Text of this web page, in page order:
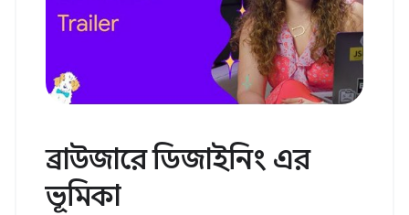
ব্রাউজারে ডিজাইনিং এর
ভূমিকা